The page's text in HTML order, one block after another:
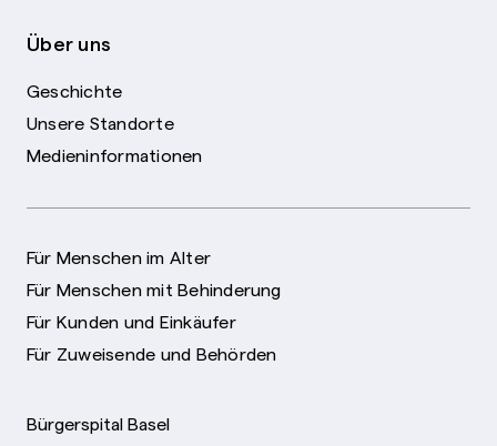
Über uns
Geschichte
Unsere Standorte
Medieninformationen
Für Menschen im Alter
Für Menschen mit Behinderung
Für Kunden und Einkäufer
Für Zuweisende und Behörden
Bürgerspital Basel